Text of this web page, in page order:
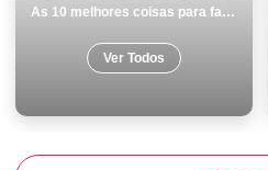
As 10 melhores coisas para fazer no inverno em Elvas
Ver Todos